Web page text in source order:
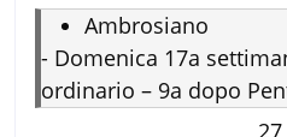
Ambrosiano
- Domenica 17a
ordinario – 9a dopo